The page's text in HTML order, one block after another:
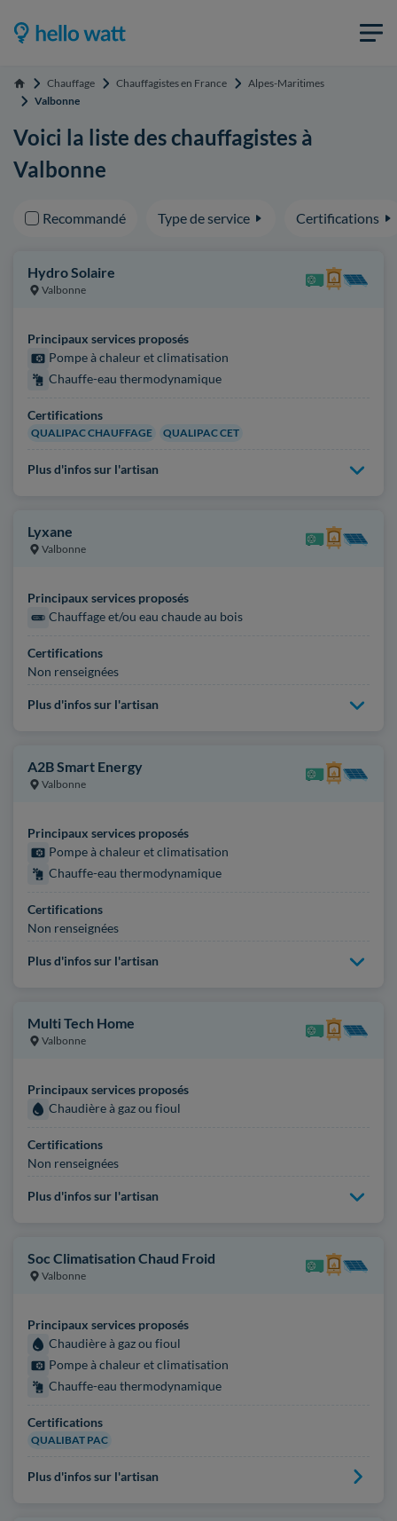
Accueil Chauffage Chauffagistes en France
Alpes-Maritimes
Valbonne
Voici la liste des chauffagistes à
Valbonne
Recommandé Type de service Certifications
Hydro Solaire
Valbonne
Principaux services proposés
Pompe à chaleur et climatisation
Chauffe-eau thermodynamique
Certifications
QUALIPAC CHAUFFAGE QUALIPAC CET
Plus d'infos sur l'artisan
Lyxane
Valbonne
Principaux services proposés
Chauffage et/ou eau chaude au bois
Certifications
Non renseignées
Plus d'infos sur l'artisan
A2B Smart Energy
Valbonne
Principaux services proposés
Pompe à chaleur et climatisation
Chauffe-eau thermodynamique
Certifications
Non renseignées
Plus d'infos sur l'artisan
Multi Tech Home
Valbonne
Principaux services proposés
Chaudière à gaz ou fioul
Certifications
Non renseignées
Plus d'infos sur l'artisan
Soc Climatisation Chaud Froid
Valbonne
Principaux services proposés
Chaudière à gaz ou fioul
Pompe à chaleur et climatisation
Chauffe-eau thermodynamique
Certifications
QUALIBAT PAC
Plus d'infos sur l'artisan